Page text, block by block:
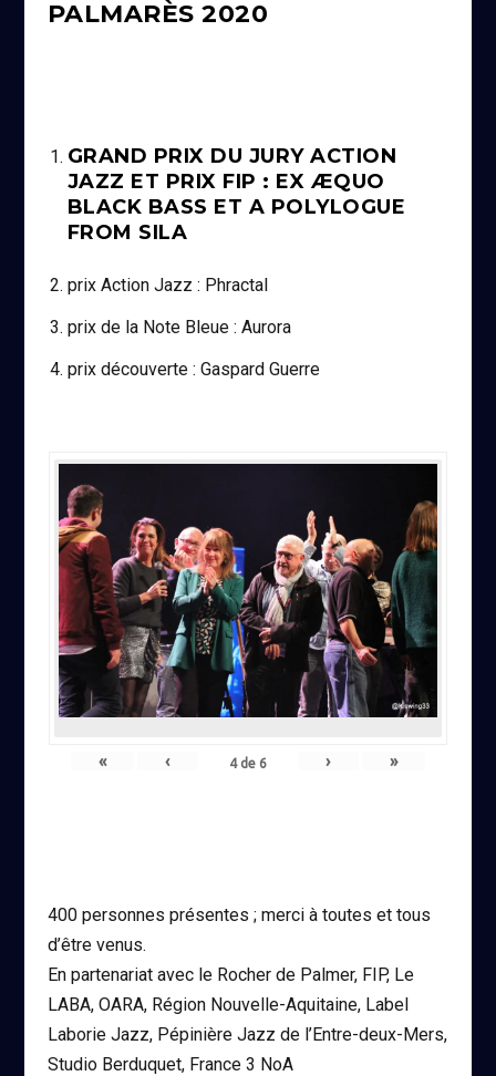
PALMARÈS 2020
GRAND PRIX DU JURY ACTION
JAZZ ET PRIX FIP : EX ÆQUO
BLACK BASS ET A POLYLOGUE
FROM SILA
prix Action Jazz : Phractal
prix de la Note Bleue : Aurora
prix découverte : Gaspard Guerre
« ‹ 4de 6 › »
400 personnes présentes ; merci à toutes et tous
d’être venus.
En partenariat avec le Rocher de Palmer, FIP, Le
LABA, OARA, Région Nouvelle-Aquitaine, Label
Laborie Jazz, Pépinière Jazz de l’Entre-deux-Mers,
Studio Berduquet, France 3 NoA